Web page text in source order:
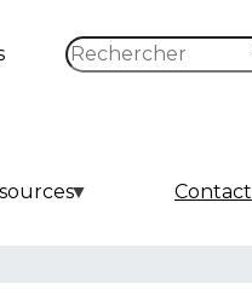
Rechercher
Contact